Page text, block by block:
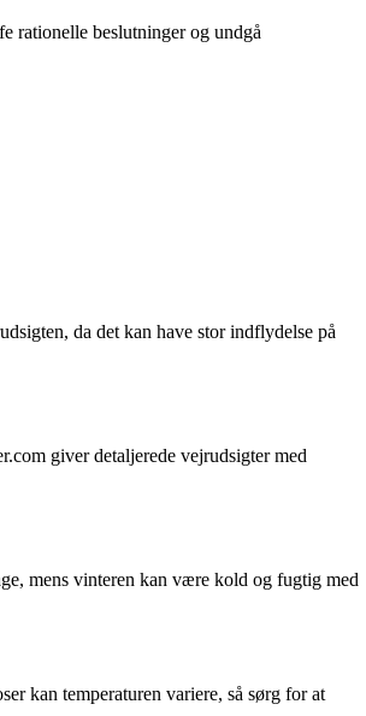
rationelle beslutninger og undgå
da det kan have stor indflydelse på
giver detaljerede vejrudsigter med
mens vinteren kan være kold og fugtig med
kan temperaturen variere, så sørg for at